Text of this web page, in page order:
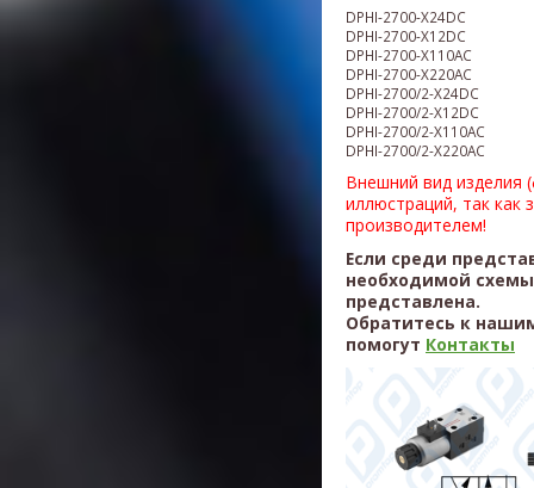
DPHI-2700-X24DC
DPHI-2700-X12DC
DPHI-2700-X110AC
DPHI-2700-X220AC
DPHI-2700/2-X24DC
DPHI-2700/2-X12DC
DPHI-2700/2-X110AC
DPHI-2700/2-X220AC
Внешний вид изделия
иллюстраций, так как
производителем!
Если среди
необходимой
представлена.
Обратитесь к
помогут Контакты